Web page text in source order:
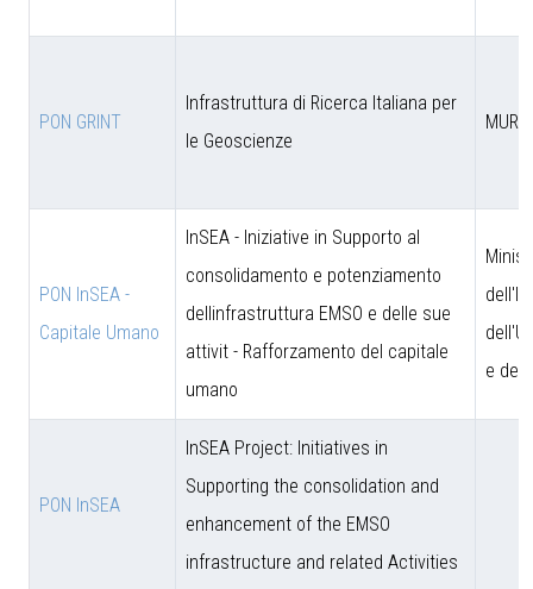
PON GRINT
Infrastruttura di Ricerca Italiana per
le Geoscienze
MUR
PON InSEA -
Capitale Umano
InSEA - Iniziative in Supporto al
consolidamento e potenziamento
dellinfrastruttura EMSO e delle sue
attivit - Rafforzamento del capitale
umano
e
PON InSEA
InSEA Project: Initiatives in
Supporting the consolidation and
enhancement of the EMSO
infrastructure and related Activities